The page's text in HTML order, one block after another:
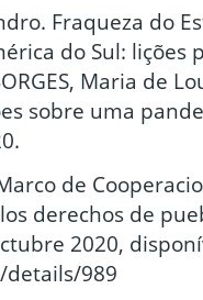
Fraqueza do
do Sul: lições
Maria de
sobre uma
de
derechos de
2020,
989